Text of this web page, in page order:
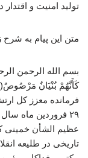
تولید امنیت و اقتدار
متن این پیام به
بسم الله الرحمن
فرمانده معزز کل
تاریخی در طلیعه